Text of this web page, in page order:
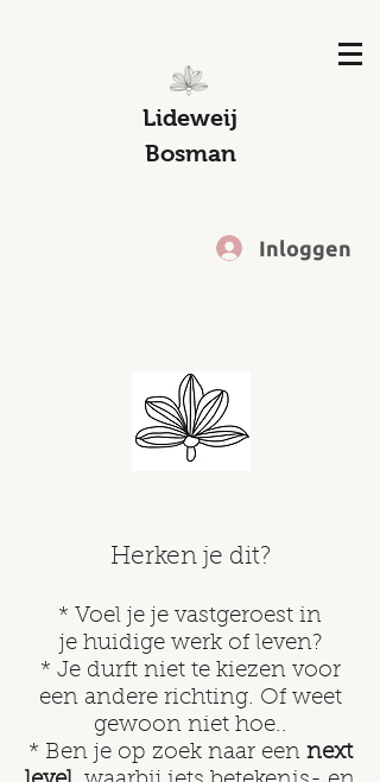
Lideweij
Bosman
Inloggen
Herken je dit?
* Voel je je vastgeroest in
je huidige werk of leven?
* Je durft niet te kiezen voor
een andere richting. Of weet
gewoon niet hoe..
* Ben je op zoek naar een next